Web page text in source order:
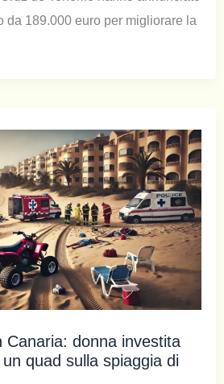
da 189.000 euro per migliorare la
Canaria: donna investita
quad sulla spiaggia di